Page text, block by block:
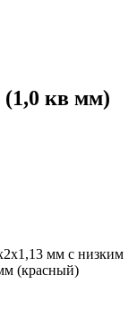
кв мм)
мм с низким
(красный)